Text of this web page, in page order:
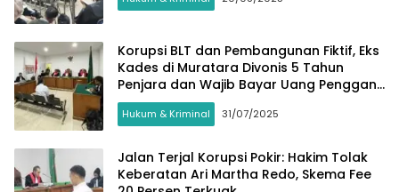
Korupsi BLT dan Pembangunan Fiktif, Eks
Kades di Muratara Divonis 5 Tahun
Penjara dan Wajib Bayar Uang Pengganti
Rp 1 Miliar
Hukum & Kriminal 31/07/2025
Jalan Terjal Korupsi Pokir: Hakim Tolak
Keberatan Ari Martha Redo, Skema Fee